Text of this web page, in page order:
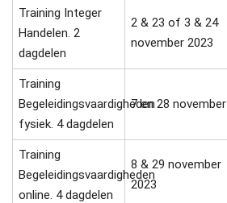
Training Integer
Handelen. 2
dagdelen
2 & 23 of 3 & 24
november 2023
Training
Begeleidingsvaardigheden
fysiek. 4 dagdelen
7 en 28 november
Training
Begeleidingsvaardigheden
online. 4 dagdelen
8 & 29 november
2023